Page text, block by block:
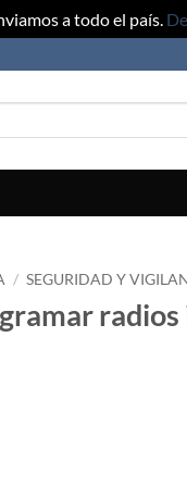
a todo el país.
/ SEGURIDAD Y